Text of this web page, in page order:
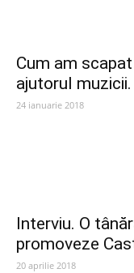
Cum am
ajutorul muzicii.
24 ianuarie 2018
Interviu. O
promoveze
20 aprilie 2018